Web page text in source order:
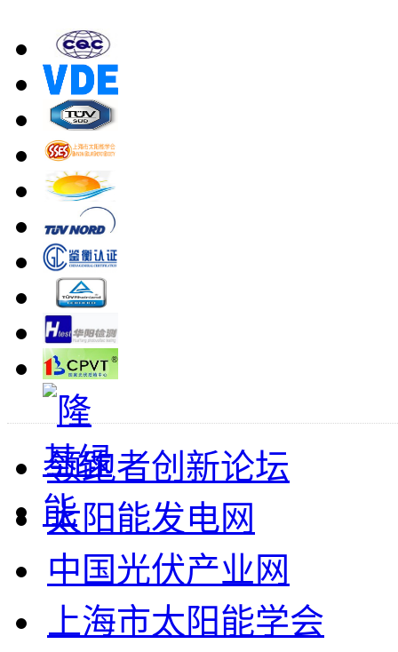
领跑者创新论坛
太阳能发电网
中国光伏产业网
上海市太阳能学会